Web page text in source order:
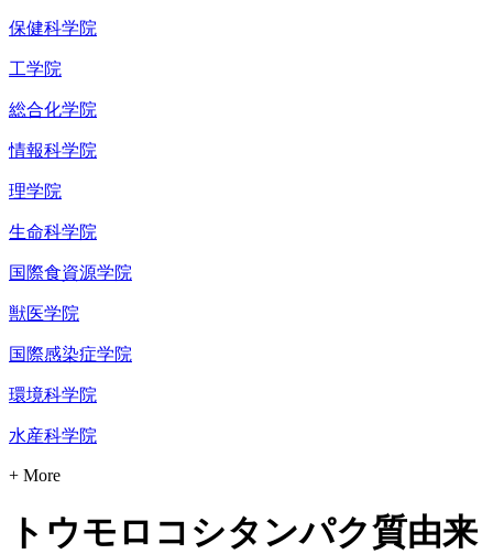
保健科学院
工学院
総合化学院
情報科学院
理学院
生命科学院
国際食資源学院
獣医学院
国際感染症学院
環境科学院
水産科学院
+ More
トウモロコシタンパク質由来